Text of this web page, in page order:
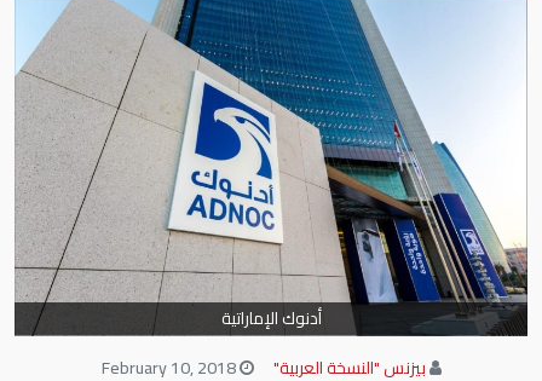
أدنوك الإماراتية
بيزنس "النسخة العربية"
February 10, 2018